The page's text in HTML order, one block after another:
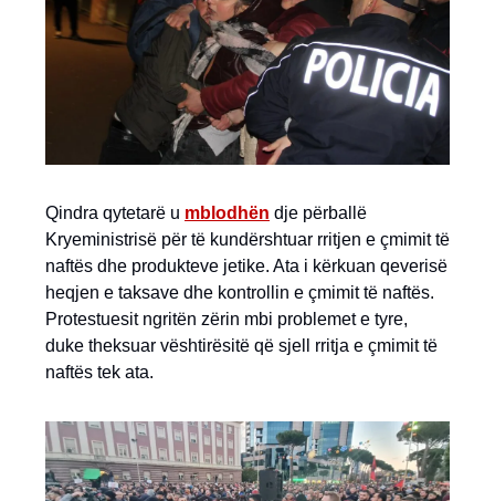
Qindra qytetarë u mblodhën dje përballë
Kryeministrisë për të kundërshtuar rritjen e çmimit të
naftës dhe produkteve jetike. Ata i kërkuan qeverisë
heqjen e taksave dhe kontrollin e çmimit të naftës.
Protestuesit ngritën zërin mbi problemet e tyre,
duke theksuar vështirësitë që sjell rritja e çmimit të
naftës tek ata.